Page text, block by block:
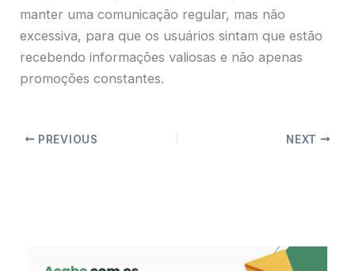
manter uma comunicação regular, mas não
excessiva, para que os usuários sintam que estão
recebendo informações valiosas e não apenas
promoções constantes.
PREVIOUS NEXT